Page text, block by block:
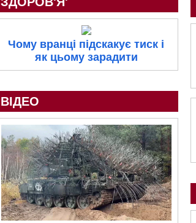
Чому вранці підскакує тиск і
як цьому зарадити
ВІДЕО